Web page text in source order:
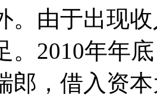
。由于出现
。2010年年
郎，借入资